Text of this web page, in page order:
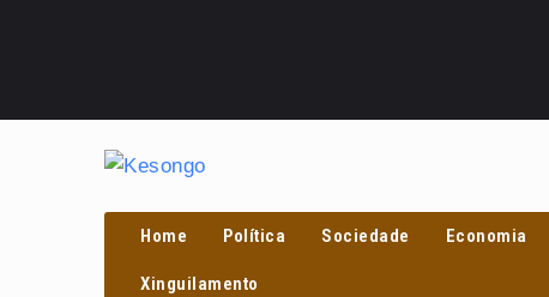
Home Política Sociedade Economia
Xinguilamento
PROCURAR